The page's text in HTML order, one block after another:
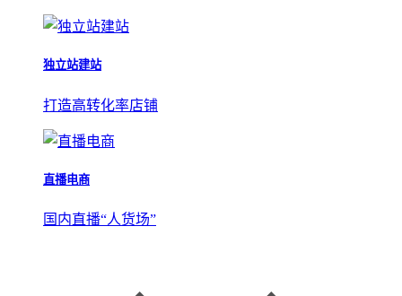
独立站建站
打造高转化率店铺
直播电商
国内直播“人货场”